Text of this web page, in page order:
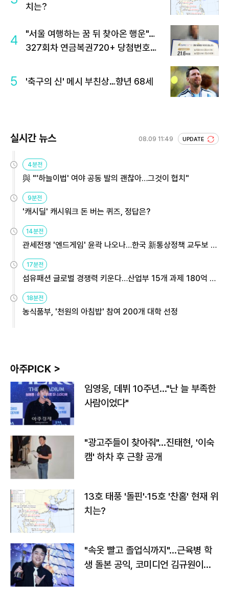
치는?
4
"서울 여행하는 꿈 뒤 찾아온 행운"…
327회차 연금복권720+ 당첨번호조
5 '축구의 신' 메시 부친상…향년 68세
실시간 뉴스 08.09 11:49 UPDATE
4분전
與 "'하늘이법' 여야 공동 발의 괜찮아…그것이 협치"
9분전
'캐시딜' 캐시워크 돈 버는 퀴즈, 정답은?
14분전
관세전쟁 '엔드게임' 윤곽 나오나…한국 新통상정책 교두보 활
17분전
섬유패션 글로벌 경쟁력 키운다…산업부 15개 과제 180억 지
18분전
농식품부, '천원의 아침밥' 참여 200개 대학 선정
아주PICK >
임영웅, 데뷔 10주년…"난 늘 부족한
사람이었다"
"광고주들이 찾아줘"…진태현, '이숙
캠' 하차 후 근황 공개
13호 태풍 '돌핀'·15호 '찬홈' 현재 위
치는?
"속옷 빨고 졸업식까지"…근육병 학
생 돌본 공익, 코미디언 김규원이었